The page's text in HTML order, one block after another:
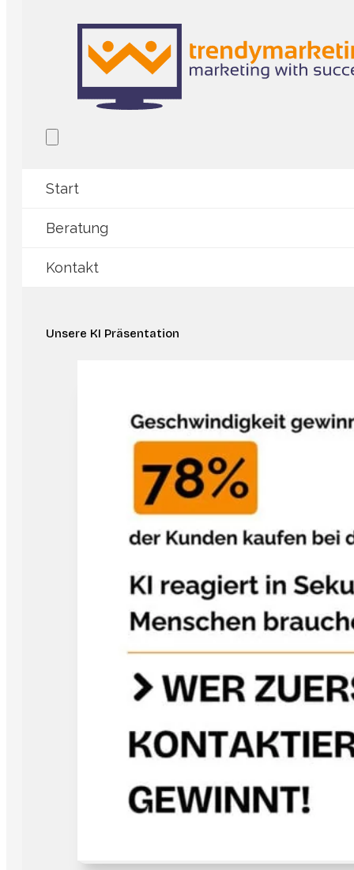
Start
Beratung
Kontakt
Unsere KI Präsentation